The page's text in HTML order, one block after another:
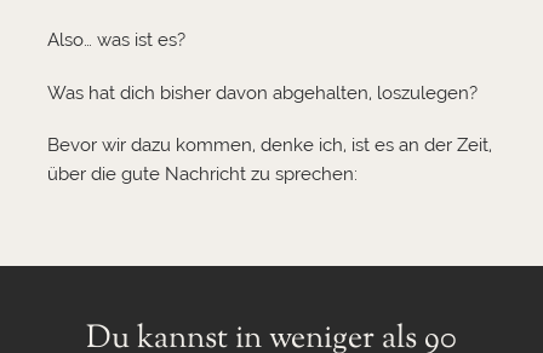
Also… was ist es?
Was hat dich bisher davon abgehalten, loszulegen?
Bevor wir dazu kommen, denke ich, ist es an der Zeit,
über die gute Nachricht zu sprechen:
Du kannst in weniger als 90